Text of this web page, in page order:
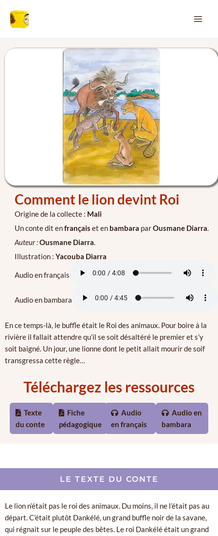
contenu
Comment le lion devint Roi
Origine de la collecte : Mali
Un conte dit enfrançais et en bambara parOusmane Diarra.
Auteur :Ousmane Diarra.
Illustration : Yacouba Diarra
Audio en français
Audio en bambara
En ce temps-là, le buffle était le Roi des animaux. Pour boire à la
rivière il fallait attendre qu’il se soit désaltéré le premier et s’y
soit baigné. Un jour, une lionne dont le petit allait mourir de soif
transgressa cette règle…
Téléchargez les ressources
Texte
du conte
Fiche
pédagogique
Audio
en français
Audio en
bambara
LE TEXTE DU CONTE
Le lion n’était pas le roi des animaux. Du moins, il ne l’était pas au
départ. C’était plutôt Dankélé, un grand buffle noir de la savane,
qui régnait sur le peuple des bêtes. Le roi Dankélé était un grand